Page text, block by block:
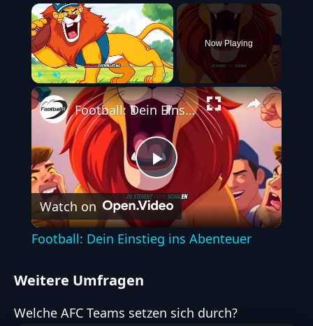
×
Play Unmute Fullscreen
Now Playing
Play
Video
Football: Dein Einstieg ins Abenteuer
Watch on
Football: Dein Einstieg ins Abenteuer
Weitere Umfragen
Welche AFC Teams setzen sich durch?